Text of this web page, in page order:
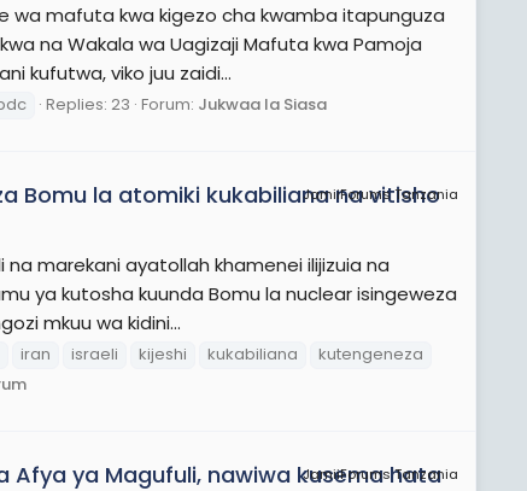
wa mafuta kwa kigezo cha kwamba itapunguza
na Wakala wa Uagizaji Mafuta kwa Pamoja
kufutwa, viko juu zaidi...
Replies: 23 Forum: Jukwaa la Siasa
JamiiForums Tanzania
Bomu la atomiki kukabiliana na vitisho
marekani ayatollah khamenei ilijizuia na
ya kutosha kuunda Bomu la nuclear isingeweza
mkuu wa kidini...
iran israeli kijeshi kukabiliana
kutengeneza
JamiiForums Tanzania
Afya ya Magufuli, nawiwa kusema hata